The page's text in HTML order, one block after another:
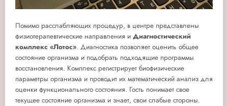
Помимо расслабляющих процедур, в центре представлены
физиотерапевтические направления и Диагностический
комплекс «Лотос». Диагностика позволяет оценить общее
состояние организма и подобрать подходящие программы
восстановления. Комплекс регистрирует биофизические
параметры организма и проводит их математический анализ для
оценки функционального состояния. Гость понимает свое
текущее состояние организма и знает, свои слабые стороны.